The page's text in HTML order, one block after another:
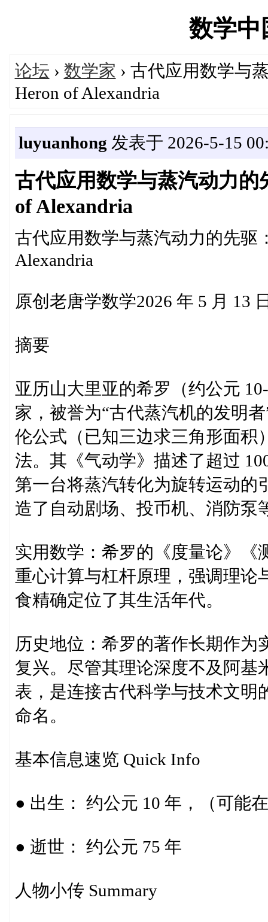
数学中
论坛 › 数学家 › 古代应用数学与
Heron of Alexandria
luyuanhong 发表于 2026-5-15
古代应用数学与蒸汽动力
of Alexandria
古代应用数学与蒸汽动力的先驱
Alexandria
原创老唐学数学2026 年 5 月 13
摘要
亚历山大里亚的希罗（约公元
家，被誉为“古代蒸汽机的发明
伦公式（已知三边求三角形面积
法。其《气动学》描述了超过
第一台将蒸汽转化为旋转运动的
造了自动剧场、投币机、消防泵
实用数学：希罗的《度量论》《
重心计算与杠杆原理，强调理论
食精确定位了其生活年代。
历史地位：希罗的著作长期作为
复兴。尽管其理论深度不及阿基
表，是连接古代科学与技术文明
命名。
基本信息速览 Quick Info
● 出生： 约公元 10 年，（可能
● 逝世： 约公元 75 年
人物小传 Summary